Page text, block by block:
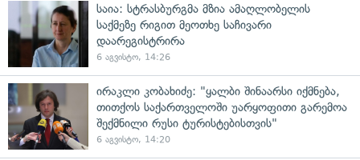
საია: სტრასბურგმა მზია ამაღლობელის
საქმეზე რიგით მეოთხე საჩივარი
დაარეგისტრირა
6 აგვისტო, 14:26
ირაკლი კობახიძე: "ყალბი შინაარსი იქმნება,
თითქოს საქართველოში უარყოფითი გარემოა
შექმნილი რუსი ტურისტებისთვის"
6 აგვისტო, 14:20